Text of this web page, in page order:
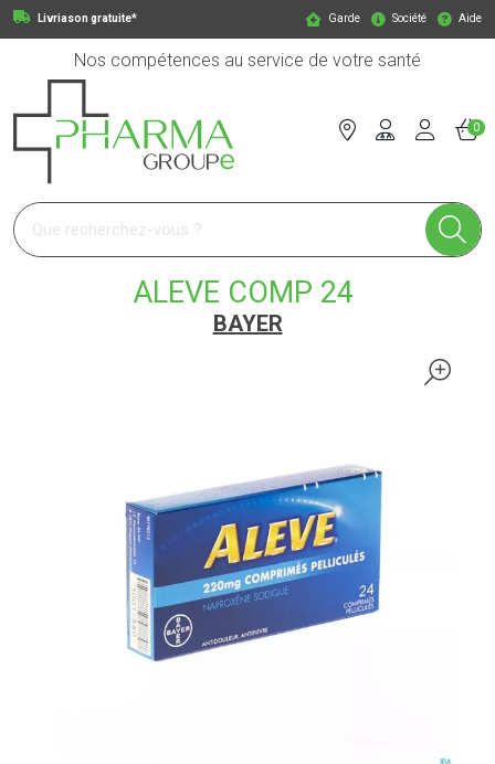
Livriason gratuite* Garde Société Aide
Nos compétences au service de votre santé
Pharmagroupe Votre pharmacie en ligne à votre service
0
ALEVE COMP 24
BAYER